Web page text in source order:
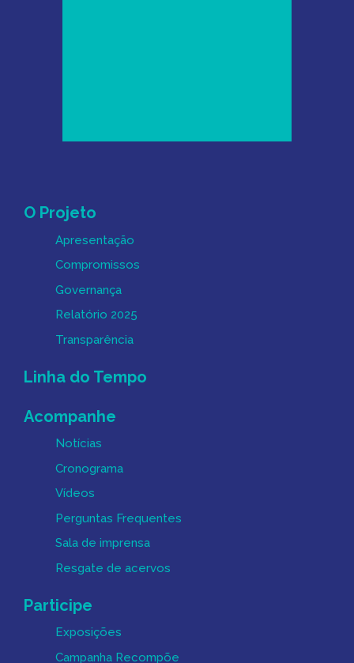
Mapa do Site
O Projeto
Apresentação
Compromissos
Governança
Relatório 2025
Transparência
Linha do Tempo
Acompanhe
Notícias
Cronograma
Vídeos
Perguntas Frequentes
Sala de imprensa
Resgate de acervos
Participe
Exposições
Campanha Recompõe